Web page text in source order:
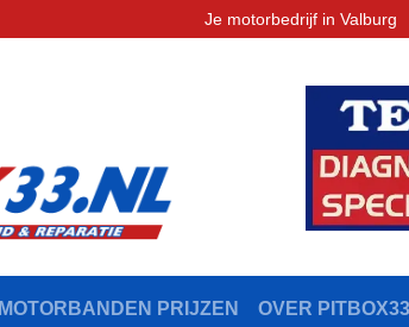
Je motorbedrijf in Valburg
MOTORBANDEN PRIJZEN OVER PITBOX33